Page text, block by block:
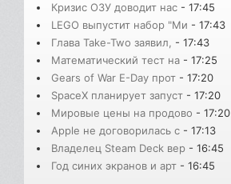
Кризис ОЗУ доводит нас - 17:45
LEGO выпустит набор "Ми - 17:43
Глава Take-Two заявил, - 17:43
Математический тест на - 17:25
Gears of War E-Day прот - 17:20
SpaceX планирует запуст - 17:20
Мировые цены на продово - 17:20
Apple не договорилась с - 17:13
Владелец Steam Deck вер - 16:45
Год синих экранов и арт - 16:45